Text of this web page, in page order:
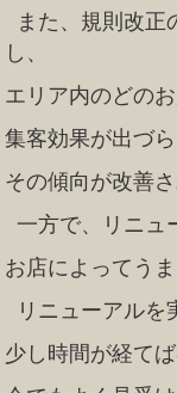
また、規則改正
し、
エリア内のどの
集客効果が出づ
その傾向が改善
一方で、リニュ
お店によってう
リニューアルを
少し時間が経て